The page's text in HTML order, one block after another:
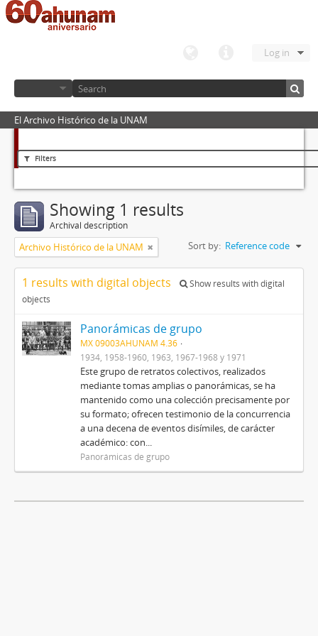
Log in
El Archivo Histórico de la UNAM
Filters
Showing 1 results
Archival description
Archivo Histórico de la UNAM Sort by: Reference code
1 results with digital objects
Show results with digital
objects
Panorámicas de grupo
MX 09003AHUNAM 4.36
1934, 1958-1960, 1963, 1967-1968 y 1971
Este grupo de retratos colectivos, realizados
mediante tomas amplias o panorámicas, se ha
mantenido como una colección precisamente por
su formato; ofrecen testimonio de la concurrencia
a una decena de eventos disímiles, de carácter
académico: con...
Panorámicas de grupo